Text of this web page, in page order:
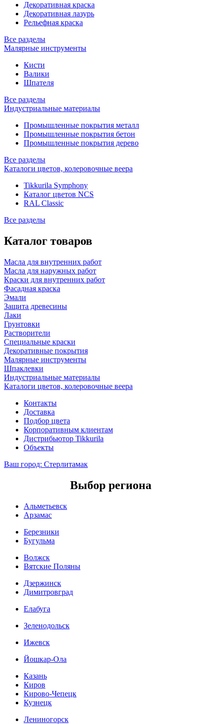
Декоративная краска
Декоративная лазурь
Рельефная краска
Все разделы
Малярные инструменты
Кисти
Валики
Шпателя
Все разделы
Индустриальные материалы
Промышленные покрытия металл
Промышленные покрытия бетон
Промышленные покрытия дерево
Все разделы
Каталоги цветов, колеровочные веера
Tikkurila Symphony
Каталог цветов NCS
RAL Classic
Все разделы
Каталог товаров
Масла для внутренних работ
Масла для наружных работ
Краски для внутренних работ
Фасадная краска
Эмали
Защита древесины
Лаки
Грунтовки
Растворители
Специальные краски
Декоративные покрытия
Малярные инструменты
Шпаклевки
Индустриальные материалы
Каталоги цветов, колеровочные веера
Контакты
Доставка
Подбор цвета
Корпоративным клиентам
Дистрибьютор Tikkurila
Объекты
Ваш город: Стерлитамак
Выбор региона
Альметьевск
Арзамас
Березники
Бугульма
Волжск
Вятские Поляны
Дзержинск
Димитровград
Елабуга
Зеленодольск
Ижевск
Йошкар-Ола
Казань
Киров
Кирово-Чепецк
Кузнецк
Лениногорск